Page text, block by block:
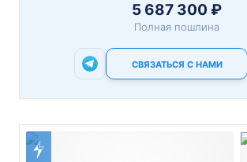
5 687 300 ₽
Полная пошлина
СВЯЗАТЬСЯ С НАМИ